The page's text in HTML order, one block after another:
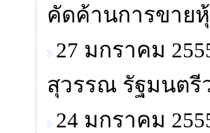
คัดค้านการขาย
27 มกราคม
สุวรรณ รัฐมนตรี
24 มกราคม